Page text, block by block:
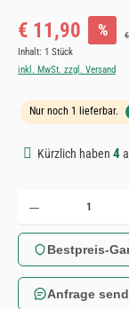
Verkaufspreis:
€ 11,90 %
Inhalt: 1 Stück
inkl. MwSt. zzgl. Versand
Nur noch 1 lieferbar.
Kürzlich haben4
Produkt Anzahl: Gib den
Bestpreis-
Anfrage